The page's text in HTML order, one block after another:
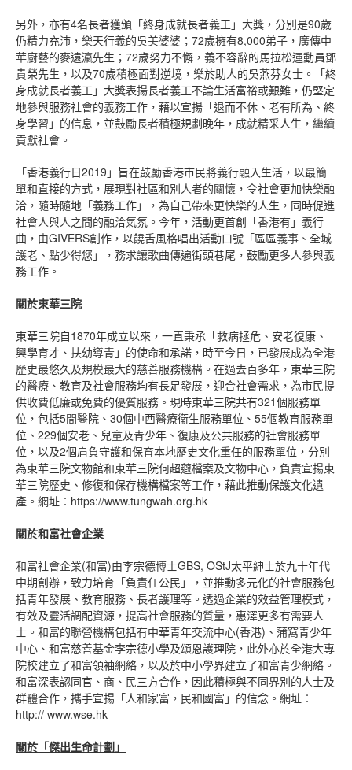
另外，亦有4名長者獲頒「終身成就長者義工」大獎，分別是90歲
仍精力充沛，樂天行義的吳美婆婆；72歲擁有8,000弟子，廣傳中
華廚藝的麥遠瀛先生；72歲努力不懈，義不容辭的馬拉松運動員鄧
貴榮先生，以及70歲積極面對逆境，樂於助人的吳燕芬女士。「終
身成就長者義工」大獎表揚長者義工不論生活富裕或艱難，仍堅定
地參與服務社會的義務工作，藉以宣揚「退而不休、老有所為、終
身學習」的信息，並鼓勵長者積極規劃晚年，成就精采人生，繼續
貢獻社會。
「香港義行日2019」旨在鼓勵香港市民將義行融入生活，以最簡
單和直接的方式，展現對社區和別人者的關懷，令社會更加快樂融
洽，隨時隨地「義務工作」，為自己帶來更快樂的人生，同時促進
社會人與人之間的融洽氣氛。今年，活動更首創「香港有」義行
曲，由GIVERS創作，以饒舌風格唱出活動口號「區區義事、全城
護老、點少得您」，務求讓歌曲傳遍街頭巷尾，鼓勵更多人參與義
務工作。
關於東華三院
東華三院自1870年成立以來，一直秉承「救病拯危、安老復康、
興學育才、扶幼導青」的使命和承諾，時至今日，已發展成為全港
歷史最悠久及規模最大的慈善服務機構。在過去百多年，東華三院
的醫療、教育及社會服務均有長足發展，迎合社會需求，為市民提
供收費低廉或免費的優質服務。現時東華三院共有321個服務單
位，包括5間醫院、30個中西醫療衞生服務單位、55個教育服務單
位、229個安老、兒童及青少年、復康及公共服務的社會服務單
位，以及2個肩負守護和保育本地歷史文化重任的服務單位，分別
為東華三院文物館和東華三院何超蕸檔案及文物中心，負責宣揚東
華三院歷史、修復和保存機構檔案等工作，藉此推動保護文化遺
產。網址︰https://www.tungwah.org.hk
關於和富社會企業
和富社會企業(和富)由李宗德博士GBS, OStJ太平紳士於九十年代
中期創辦，致力培育「負責任公民」，並推動多元化的社會服務包
括青年發展、教育服務、長者護理等。透過企業的效益管理模式，
有效及靈活調配資源，提高社會服務的質量，惠澤更多有需要人
士。和富的聯營機構包括有中華青年交流中心(香港)、蒲窩青少年
中心、和富慈善基金李宗德小學及頌恩護理院，此外亦於全港大專
院校建立了和富領袖網絡，以及於中小學界建立了和富青少網絡。
和富深表認同官、商、民三方合作，因此積極與不同界別的人士及
群體合作，攜手宣揚「人和家富，民和國富」的信念。網址︰
http:// www.wse.hk
關於「傑出生命計劃」